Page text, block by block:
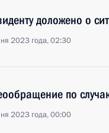
доложено о
2023 года, 02:30
по
2023 года, 00:00